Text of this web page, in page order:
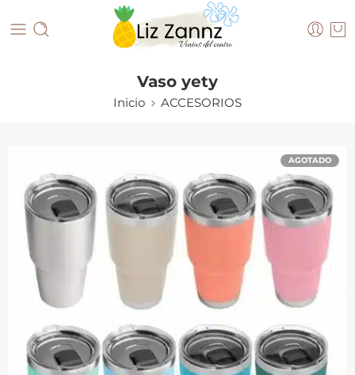
Vaso yety
Inicio ACCESORIOS
AGOTADO